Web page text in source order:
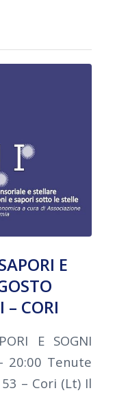
E
– CORI
E SOGNI
20:00 Tenute
– Cori (Lt) Il